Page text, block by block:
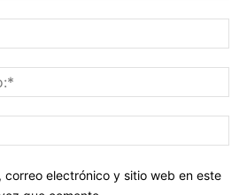
correo electrónico y sitio web en este